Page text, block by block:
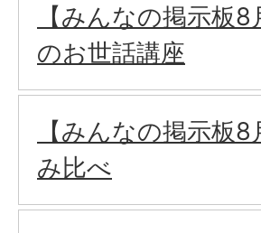
【みんなの掲示板
のお世話講座
【みんなの掲示板
み比べ